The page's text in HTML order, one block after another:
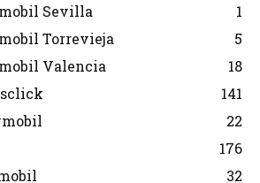
Sevilla
1
Torrevieja
5
Valencia
18
141
22
176
32